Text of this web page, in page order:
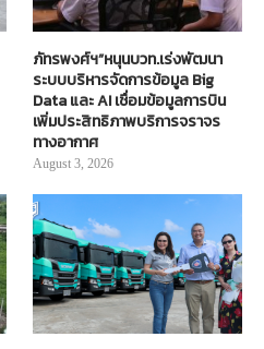
ภัทรพงศ์ฯ”หนุนบวท.เร่งพัฒนา
ระบบบริหารจัดการข้อมูล Big
Data และ AI เชื่อมข้อมูลการบิน
เพิ่มประสิทธิภาพบริการจราจร
ทางอากาศ
August 3, 2026